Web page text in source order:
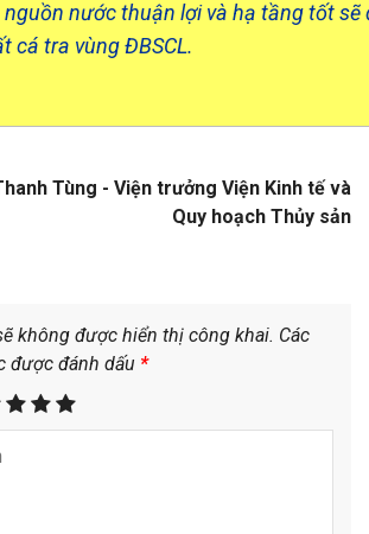
nguồn nước thuận lợi và hạ tầng tốt
cá tra vùng ĐBSCL.
Tùng - Viện trưởng Viện Kinh tế và
Quy hoạch Thủy sản
không được hiển thị công khai. Các
được đánh dấu *